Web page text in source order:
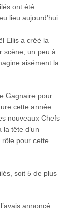
ont été
lieu aujourd’hui
Ellis a créé la
scène, un peu à
aisément la
Gagnaire pour
cette année
nouveaux Chefs
tête d’un
pour cette
soit 5 de plus
annoncé